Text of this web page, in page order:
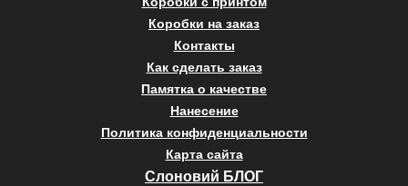
Коробки на заказ
Контакты
Как сделать заказ
Памятка о качестве
Нанесение
Политика конфиденциальности
Карта сайта
Слоновий БЛОГ